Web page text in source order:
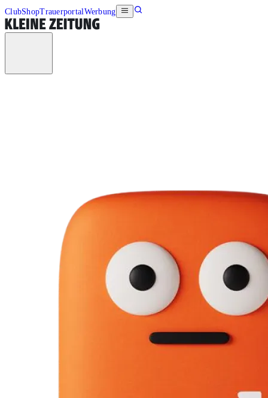
ClubShopTrauerportalWerbung